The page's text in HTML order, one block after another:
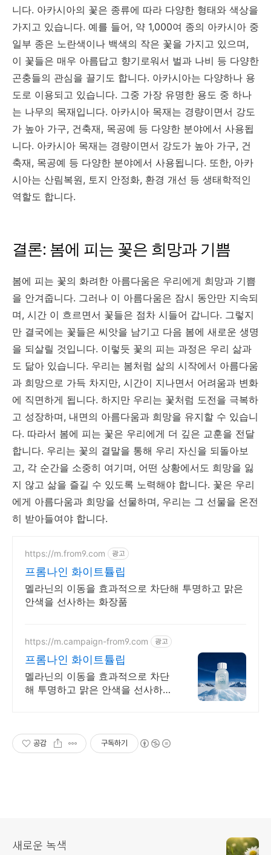
니다. 아카시아의 꽃은 종류에 따라 다양한 형태와 색상을
가지고 있습니다. 예를 들어, 약 1,000여 종의 아카시아 중
일부 종은 노란색이나 백색의 작은 꽃을 가지고 있으며,
이 꽃들은 매우 아름답고 향기로워서 벌과 나비 등 다양한
곤충들의 관심을 끌기도 합니다. 아카시아는 다양하나 용
도로 이용되고 있습니다. 그중 가장 유명한 용도 중 하나
는 나무의 목재입니다. 아카시아 목재는 경량이면서 강도
가 높아 가구, 건축재, 목공예 등 다양한 분야에서 사용됩
니다. 아카시아 목재는 경량이면서 강도가 높아 가구, 건
축재, 목공예 등 다양한 분야에서 사용됩니다. 또한, 아카
시아는 산림복원, 토지 안정화, 환경 개선 등 생태학적인
역할도 합니다.
결론: 봄에 피는 꽃은 희망과 기쁨
봄에 피는 꽃의 화려한 아름다움은 우리에게 희망과 기쁨
을 안겨줍니다. 그러나 이 아름다움은 잠시 동안만 지속되
며, 시간 이 흐르면서 꽃들은 점차 시들어 갑니다. 그렇지
만 결국에는 꽃들은 씨앗을 남기고 다음 봄에 새로운 생명
을 되살릴 것입니다. 이렇듯 꽃의 피는 과정은 우리 삶과
도 닮아 있습니다. 우리는 봄처럼 삶의 시작에서 아름다움
과 희망으로 가득 차지만, 시간이 지나면서 어려움과 변화
에 직면하게 됩니다. 하지만 우리는 꽃처럼 도전을 극복하
고 성장하며, 내면의 아름다움과 희망을 유지할 수 있습니
다. 따라서 봄에 피는 꽃은 우리에게 더 깊은 교훈을 전달
합니다. 우리는 꽃의 결말을 통해 우리 자신을 되돌아보
고, 각 순간을 소중히 여기며, 어떤 상황에서도 희망을 잃
지 않고 삶을 즐길 수 있도록 노력해야 합니다. 꽃은 우리
에게 아름다움과 희망을 선물하며, 우리는 그 선물을 온전
히 받아들여야 합니다.
https://m.from9.com 광고
프롬나인 화이트튤립
멜라닌의 이동을 효과적으로 차단해 투명하고 맑은
안색을 선사하는 화장품
https://m.campaign-from9.com 광고
프롬나인 화이트튤립
멜라닌의 이동을 효과적으로 차단
해 투명하고 맑은 안색을 선사하는
공감 구독하기
새로운 녹색